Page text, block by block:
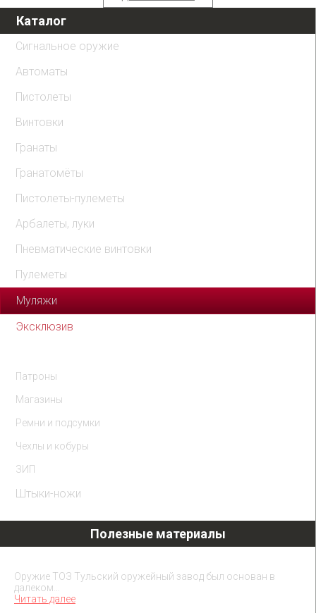
Каталог
Сигнальное оружие
Автоматы
Пистолеты
Винтовки
Гранаты
Гранатомёты
Пистолеты-пулеметы
Арбалеты, луки
Пневматические винтовки
Пулеметы
Муляжи
Эксклюзив
Патроны
Магазины
Ремни и подсумки
Чехлы и кобуры
ЗИП
Штыки-ножи
Полезные материалы
Оружие ТОЗ Тульский оружейный завод был основан в
далеком…
Читать далее